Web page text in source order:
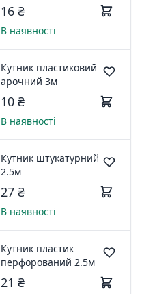
16 ₴
В наявності
Кутник пластиковий
арочний 3м
10 ₴
В наявності
Кутник штукатурний
2.5м
27 ₴
В наявності
Кутник пластик
перфорований 2.5м
21 ₴